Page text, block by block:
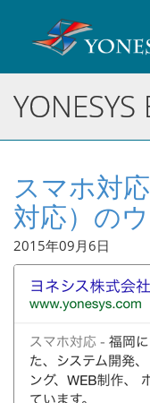
YONESYS
スマホ対
対応）の
2015年09月6日